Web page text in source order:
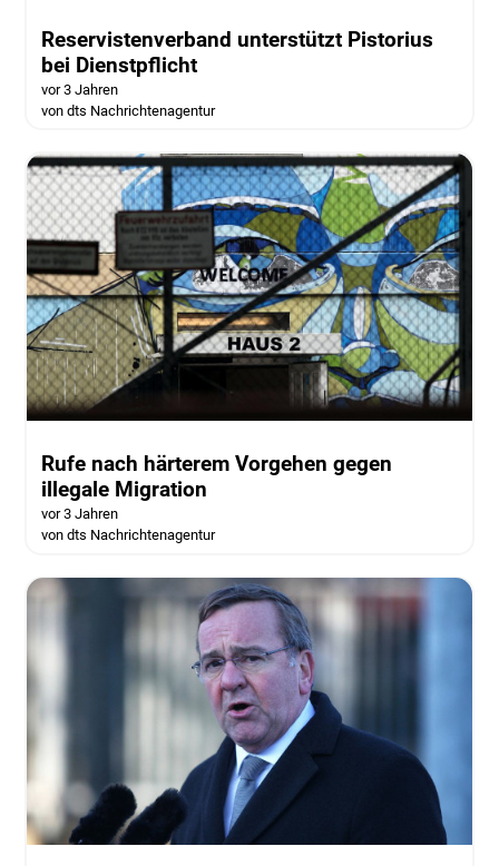
Reservistenverband unterstützt Pistorius
bei Dienstpflicht
vor 3 Jahren
von dts Nachrichtenagentur
Rufe nach härterem Vorgehen gegen
illegale Migration
vor 3 Jahren
von dts Nachrichtenagentur